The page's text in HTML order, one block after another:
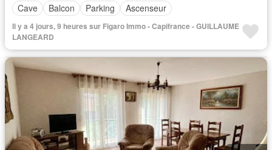
Cave
Balcon Parking Ascenseur
Il y a 4 jours, 9 heures sur Figaro Immo - Capifrance - GUILLAUME
LANGEARD